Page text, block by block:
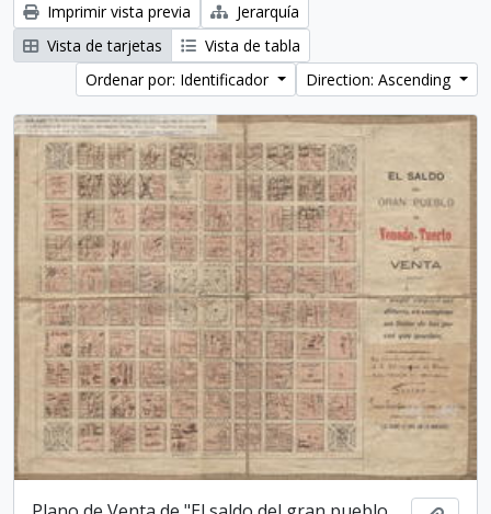
Imprimir vista previa
Jerarquía
Vista de tarjetas
Vista de tabla
Ordenar por: Identificador
Direction: Ascending